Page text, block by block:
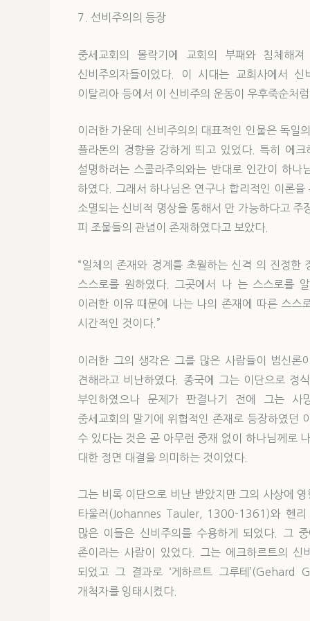
7. 선비주의의 등장
중세교회의 몰락기에 교회의 부패와 침체해
신비주의자들이었다. 이 시대는 교회사에서
이탈리아 등에서 이 신비주의 운동이 우후죽순처
이러한 가운데 신비주의의 대표적인 인물은 독
플라톤의 경향을 강하게 띄고 있었다. 특히 에
설명하려는 스콜라주의와는 반대로 인간이 하
하였다. 그래서 하나님은 연구나 합리적인 이론
소멸되는 신비적 명상을 통해서 만 가능하다고
피 조물들의 관념이 존재하였다고 보았다.
“일체의 존재와 경계를 초월하는 신격 의 진정
스스로를 원하였다. 그곳에서 나 는 스스로를
이러한 이유 때문에 나는 나의 존재에 따른 스
시간적인 것이다.”
이러한 그의 생각은 그를 많은 사람들이 범신론
견해라고 비난하였다. 종국에 그는 이단으로 정
부인하였으나 문제가 판결나기 전에 그는 사
중세교회의 말기에 위협적인 존재로 등장하였던
수 있다는 것은 곧 아무런 중재 없이 하나님께로
대한 정면 대결을 의미하는 것이었다.
그는 비록 이단으로 비난 받았지만 그의 사상에
타울러(Johannes Tauler, 1300-1361)와 헨
많은 이들은 신비주의를 수용하게 되었다. 그
존이라는 사람이 있었다. 그는 에크하르트의 신
되었고 그 결과로 ‘게하르트 그루테
개척자를 잉태시켰다.